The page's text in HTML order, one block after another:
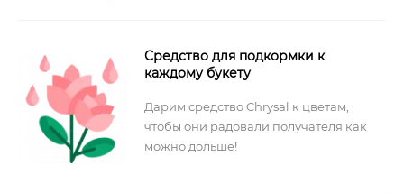
Средство для подкормки к
каждому букету
Дарим средство Chrysal к цветам,
чтобы они радовали получателя как
можно дольше!